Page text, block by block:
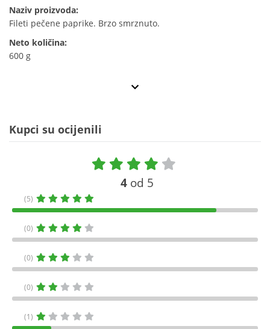
Naziv proizvoda:
Fileti pečene paprike. Brzo smrznuto.
Neto količina:
600 g
Kupci su ocijenili
4 od 5
(5)
(0)
(0)
(0)
(1)